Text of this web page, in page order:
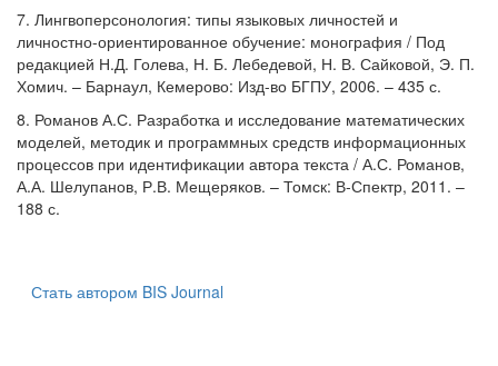
7. Лингвоперсонология: типы языковых личностей и
личностно-ориентированное обучение: монография / Под
редакцией Н.Д. Голева, Н. Б. Лебедевой, Н. В. Сайковой, Э. П.
Хомич. – Барнаул, Кемерово: Изд-во БГПУ, 2006. – 435 с.
8. Романов А.С. Разработка и исследование математических
моделей, методик и программных средств информационных
процессов при идентификации автора текста / А.С. Романов,
А.А. Шелупанов, Р.В. Мещеряков. – Томск: В-Спектр, 2011. –
188 с.
Стать автором BIS Journal